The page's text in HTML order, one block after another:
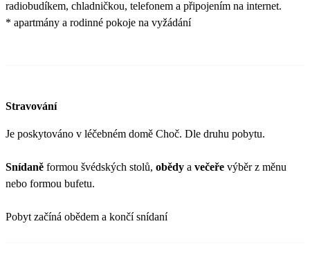
radiobudíkem, chladničkou, telefonem a připojením na internet.
* apartmány a rodinné pokoje na vyžádání
Stravování
Je poskytováno v léčebném domě Choč. Dle druhu pobytu.
Snídaně formou švédských stolů, obědy a večeře výběr z měnu
nebo formou bufetu.
Pobyt začíná obědem a končí snídaní